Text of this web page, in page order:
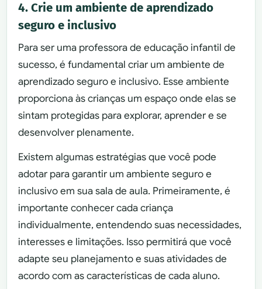
4. Crie um ambiente de aprendizado
seguro e inclusivo
Para ser uma professora de educação infantil de
sucesso, é fundamental criar um ambiente de
aprendizado seguro e inclusivo. Esse ambiente
proporciona às crianças um espaço onde elas se
sintam protegidas para explorar, aprender e se
desenvolver plenamente.
Existem algumas estratégias que você pode
adotar para garantir um ambiente seguro e
inclusivo em sua sala de aula. Primeiramente, é
importante conhecer cada criança
individualmente, entendendo suas necessidades,
interesses e limitações. Isso permitirá que você
adapte seu planejamento e suas atividades de
acordo com as características de cada aluno.